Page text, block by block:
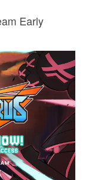
Early